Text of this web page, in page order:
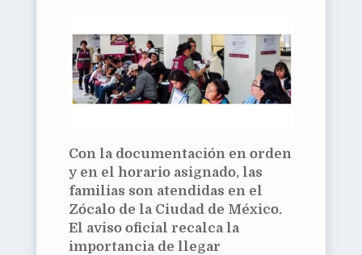
Con la documentación en orden
y en el horario asignado, las
familias son atendidas en el
Zócalo de la Ciudad de México.
El aviso oficial recalca la
importancia de llegar